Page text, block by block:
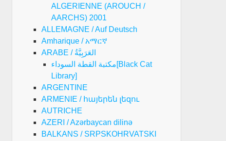
ALGERIENNE (AROUCH /
AARCHS) 2001
ALLEMAGNE / Auf Deutsch
Amharique / አማርኛ
ARABE / العَرَبِيَّةُ
مكتبة القطة السوداء[Black Cat
Library]
ARGENTINE
ARMENIE / հայերեն լեզու
AUTRICHE
AZERI / Azərbaycan dilinə
BALKANS / SRPSKOHRVATSKI